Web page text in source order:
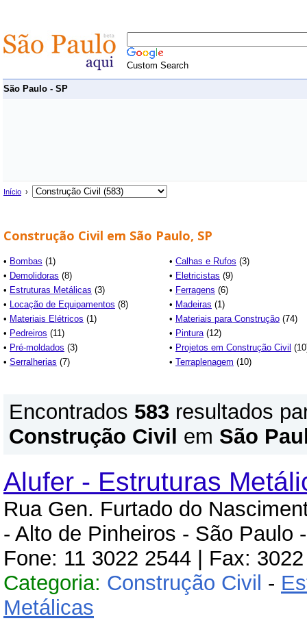
Custom Search
São Paulo - SP
Início ›
Construção Civil em São Paulo, SP
• Bombas (1) • Calhas e Rufos (3)
• Demolidoras (8) • Eletricistas (9)
• Estruturas Metálicas (3) • Ferragens (6)
• Locação de Equipamentos (8) • Madeiras (1)
• Materiais Elétricos (1) • Materiais para Construção (74)
• Pedreiros (11) • Pintura(12)
• Pré-moldados (3) • Projetos em Construção Civil
• Serralherias (7) • Terraplenagem (10)
Encontrados 583 resultados
Construção Civil em São
Alufer - Estruturas
Rua Gen. Furtado do
- Alto de Pinheiros - São Paulo
Fone: 11 3022 2544 | Fax:
Categoria: Construção Civil -
Metálicas